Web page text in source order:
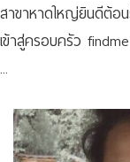
สาขาหาดใหญ่ยินดีต้อ
เข้าสู่ครอบครัว
...